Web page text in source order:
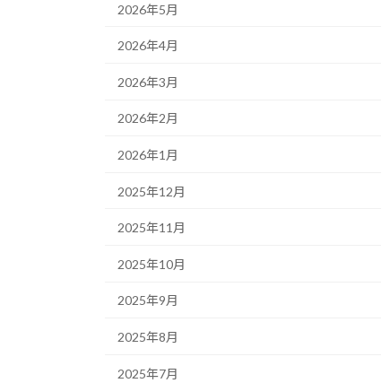
2026年5月
2026年4月
2026年3月
2026年2月
2026年1月
2025年12月
2025年11月
2025年10月
2025年9月
2025年8月
2025年7月